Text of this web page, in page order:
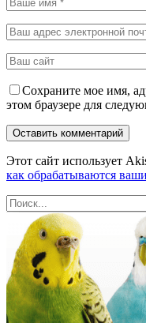
Сохраните мое имя,
этом браузере для
Этот сайт использует
как обрабатываются